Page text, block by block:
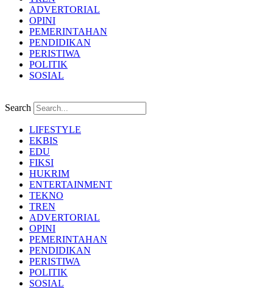
ADVERTORIAL
OPINI
PEMERINTAHAN
PENDIDIKAN
PERISTIWA
POLITIK
SOSIAL
Search
LIFESTYLE
EKBIS
EDU
FIKSI
HUKRIM
ENTERTAINMENT
TEKNO
TREN
ADVERTORIAL
OPINI
PEMERINTAHAN
PENDIDIKAN
PERISTIWA
POLITIK
SOSIAL